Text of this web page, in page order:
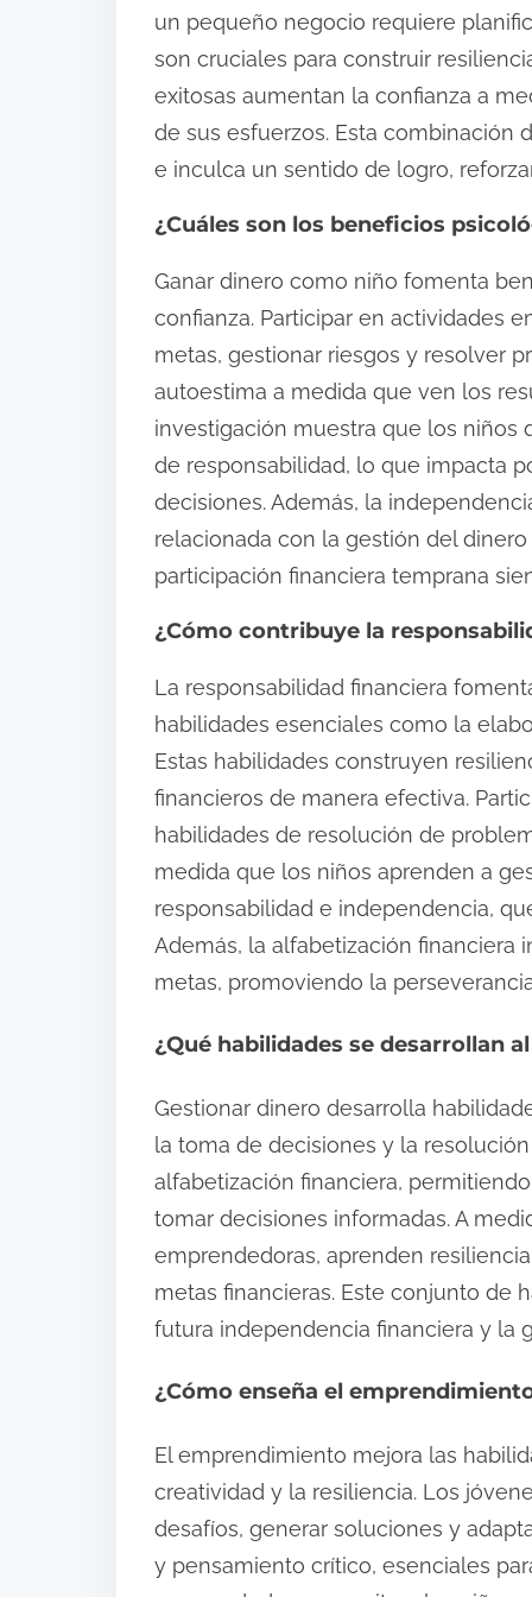
un pequeño negocio requiere
son cruciales para construir
exitosas aumentan la confianza a
de sus esfuerzos. Esta combinación
e inculca un sentido de logro,
¿Cuáles son los beneficios
Ganar dinero como niño fomenta
confianza. Participar en actividades
metas, gestionar riesgos y resolver
autoestima a medida que ven los
investigación muestra que los niños
de responsabilidad, lo que impacta
decisiones. Además, la
relacionada con la gestión del
participación financiera temprana
¿Cómo contribuye la
La responsabilidad financiera
habilidades esenciales como la
Estas habilidades construyen
financieros de manera efectiva.
habilidades de resolución de
medida que los niños aprenden a
responsabilidad e independencia,
Además, la alfabetización financiera
metas, promoviendo la
¿Qué habilidades se desarrollan
Gestionar dinero desarrolla
la toma de decisiones y la
alfabetización financiera,
tomar decisiones informadas. A
emprendedoras, aprenden
metas financieras. Este conjunto de
futura independencia financiera y la
¿Cómo enseña el
El emprendimiento mejora las
creatividad y la resiliencia. Los
desafíos, generar soluciones y
y pensamiento crítico, esenciales